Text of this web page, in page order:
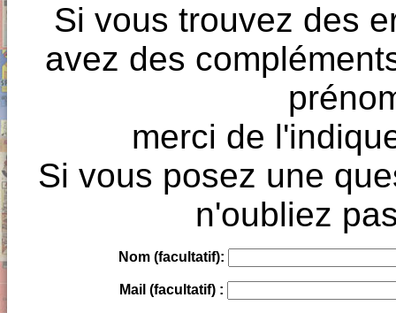
Si vous trouvez des
avez des
merci de
Si vous posez une
n'oubliez
Nom (facultatif):
Mail (facultatif) :